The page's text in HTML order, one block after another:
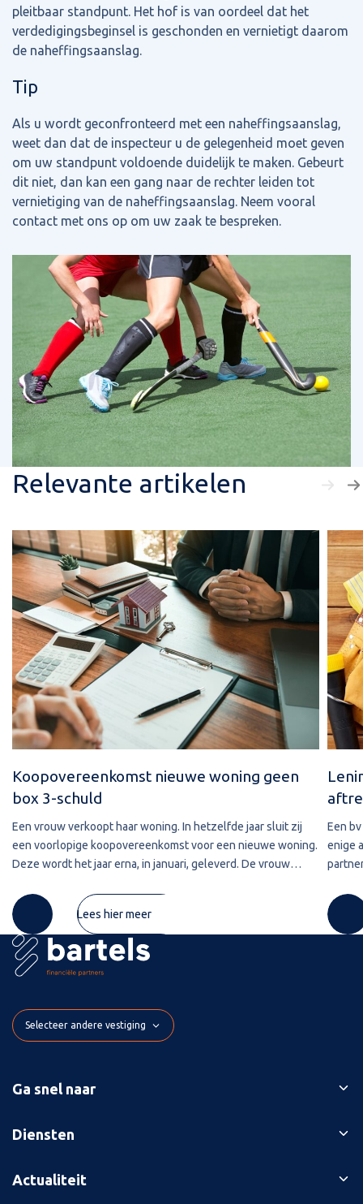
pleitbaar standpunt. Het hof is van oordeel dat het
verdedigingsbeginsel is geschonden en vernietigt daarom
de naheffingsaanslag.
Tip
Als u wordt geconfronteerd met een naheffingsaanslag,
weet dan dat de inspecteur u de gelegenheid moet geven
om uw standpunt voldoende duidelijk te maken. Gebeurt
dit niet, dan kan een gang naar de rechter leiden tot
vernietiging van de naheffingsaanslag. Neem vooral
contact met ons op om uw zaak te bespreken.
Relevante artikelen
Koopovereenkomst nieuwe woning geen
box 3-schuld
Een vrouw verkoopt haar woning. In hetzelfde jaar sluit zij
een voorlopige koopovereenkomst voor een nieuwe woning.
Deze wordt het jaar erna, in januari, geleverd. De vrouw
derdengeldrekening van
Lees hier meer
Een
enige
Selecteer andere vestiging
Ga snel naar
Ons verhaal
Succesverhalen
Diensten
Bedrijfsopvolging
Actualiteit